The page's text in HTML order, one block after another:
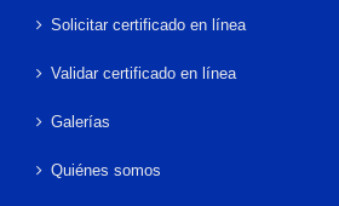
Solicitar certificado en línea
Validar certificado en línea
Galerías
Quiénes somos